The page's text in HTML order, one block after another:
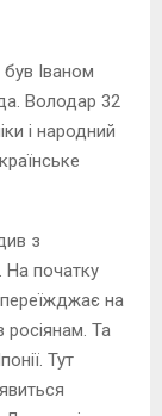
Іваном
Володар 32
і народний
з
На початку
на
росіянам. Та
Тут